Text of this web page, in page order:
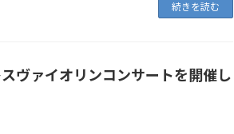
続きを読む
ヴァイオリンコンサートを開催し